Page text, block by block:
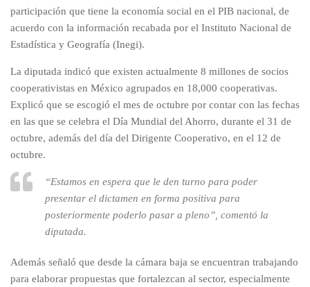
participación que tiene la economía social en el PIB nacional, de
acuerdo con la información recabada por el Instituto Nacional de
Estadística y Geografía (Inegi).
La diputada indicó que existen actualmente 8 millones de socios
cooperativistas en México agrupados en 18,000 cooperativas.
Explicó que se escogió el mes de octubre por contar con las fechas
en las que se celebra el Día Mundial del Ahorro, durante el 31 de
octubre, además del día del Dirigente Cooperativo, en el 12 de
octubre.
“Estamos en espera que le den turno para poder
presentar el dictamen en forma positiva para
posteriormente poderlo pasar a pleno”, comentó la
diputada.
Además señaló que desde la cámara baja se encuentran trabajando
para elaborar propuestas que fortalezcan al sector, especialmente